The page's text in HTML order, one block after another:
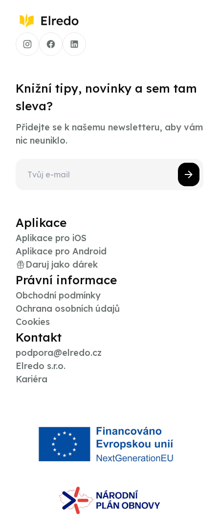
Knižní tipy, novinky a sem tam
sleva?
Přidejte se k našemu newsletteru, aby vám
nic neuniklo.
Aplikace
Aplikace pro iOS
Aplikace pro Android
Daruj jako dárek
Právní informace
Obchodní podmínky
Ochrana osobních údajů
Cookies
Kontakt
podpora@elredo.cz
Elredo s.r.o.
Kariéra